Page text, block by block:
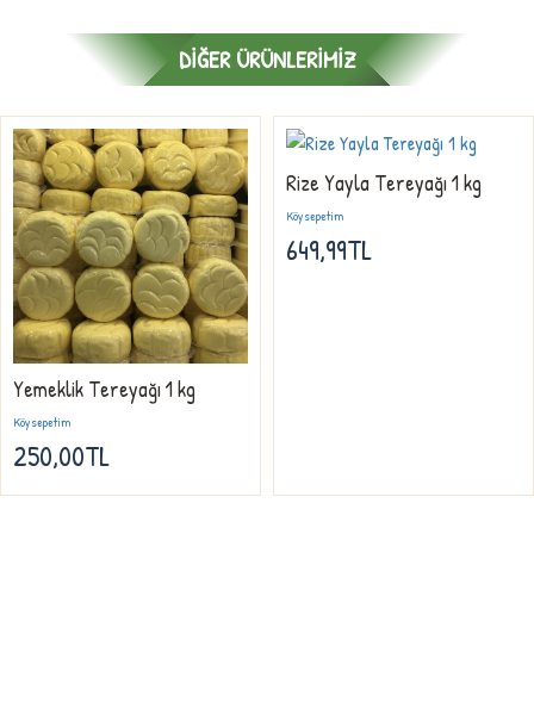
DIĞER ÜRÜNLERIMIZ
Köysepetim
Yemeklik Tereyağı 1 kg
250,00TL
Köysepetim
Rize Yayla Tereyağı 1 kg
649,99TL